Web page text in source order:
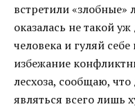
встретили «злобные»
оказалась не такой
человека и гуляй
избежание
лесхоза, сообщаю,
являться всего